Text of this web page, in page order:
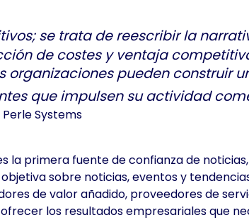
se trata de reescribir la
de costes y ventaja
organizaciones pueden construir
que impulsen su actividad
Systems
la primera fuente de confianza de
sobre noticias, eventos y
de valor añadido, proveedores de
los resultados empresariales que